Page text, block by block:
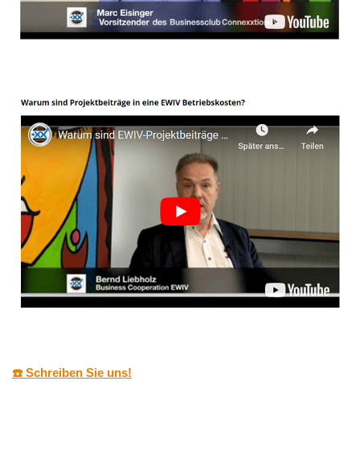
☎️ Schreiben Sie uns!